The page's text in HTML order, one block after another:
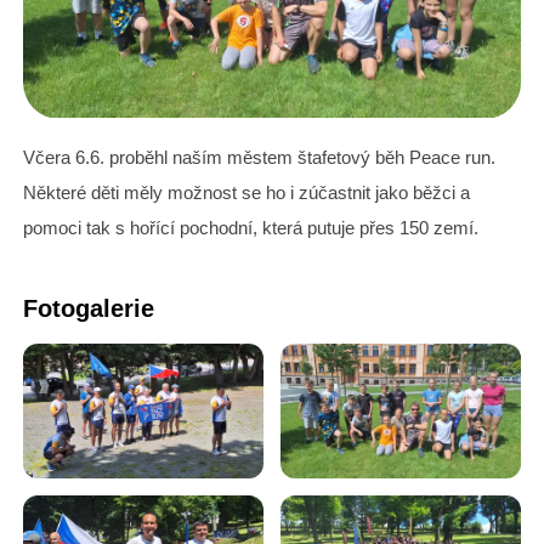
Včera 6.6. proběhl naším městem štafetový běh Peace run.
Některé děti měly možnost se ho i zúčastnit jako běžci a
pomoci tak s hořící pochodní, která putuje přes 150 zemí.
Fotogalerie